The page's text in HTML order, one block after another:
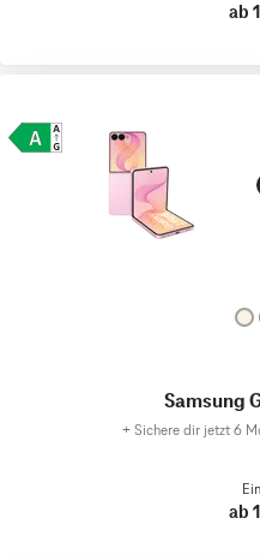
ab
Samsung
+ Sichere dir jetzt 6
ab